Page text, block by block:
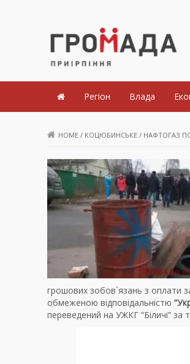
Громада
Регіон Влада
HOME / КОЦЮБИНСЬКЕ / НАФТОГАЗ
грошових зобов`язань з оплати
обмеженою відповідальністю
переведений на УЖКГ “Біличі”